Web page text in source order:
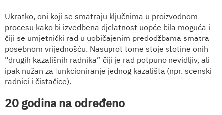
Ukratko, oni koji se smatraju ključnima u proizvodnom
procesu kako bi izvedbena djelatnost uopće bila moguća i
čiji se umjetnički rad u uobičajenim predodžbama smatra
posebnom vrijednošću. Nasuprot tome stoje stotine onih
“drugih kazališnih radnika” čiji je rad potpuno nevidljiv, ali
ipak nužan za funkcioniranje jednog kazališta (npr. scenski
radnici i čistačice).
20 godina na određeno